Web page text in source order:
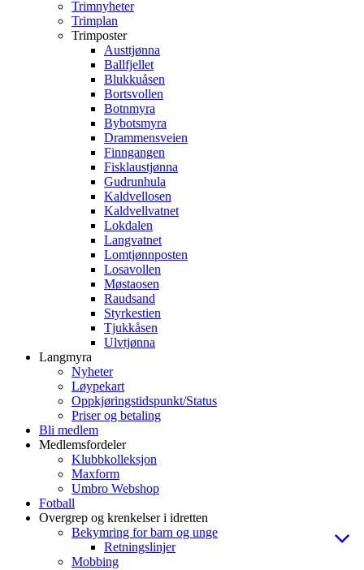
Trimnyheter
Trimplan
Trimposter
Austtjønna
Ballfjellet
Blukkuåsen
Bortsvollen
Botnmyra
Bybotsmyra
Drammensveien
Finngangen
Fisklaustjønna
Gudrunhula
Kaldvellosen
Kaldvellvatnet
Lokdalen
Langvatnet
Lomtjønnposten
Losavollen
Møstaosen
Raudsand
Styrkestien
Tjukkåsen
Ulvtjønna
Langmyra
Nyheter
Løypekart
Oppkjøringstidspunkt/Status
Priser og betaling
Bli medlem
Medlemsfordeler
Klubbkolleksjon
Maxform
Umbro Webshop
Fotball
Overgrep og krenkelser i idretten
Bekymring for barn og unge
Retningslinjer
Mobbing